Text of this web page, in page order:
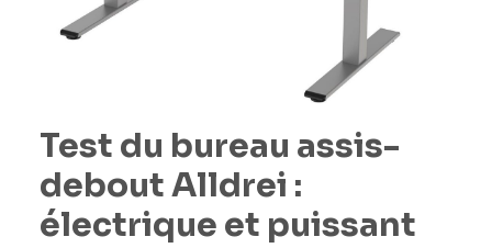
Test du bureau assis-
debout Alldrei :
électrique et puissant